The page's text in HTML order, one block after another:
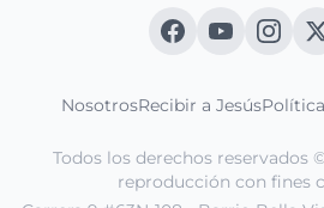
NosotrosRecibir a Jesús
Todos los derechos reservados
reproducción con fines